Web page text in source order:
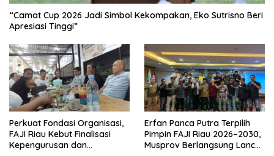
“Camat Cup 2026 Jadi Simbol Kekompakan, Eko Sutrisno Beri
Apresiasi Tinggi”
Perkuat Fondasi Organisasi,
FAJI Riau Kebut Finalisasi
Kepengurusan dan
Erfan Panca Putra Terpilih
Pimpin FAJI Riau 2026–2030,
Musprov Berlangsung Lancar